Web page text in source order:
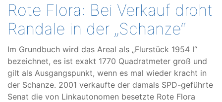
Rote Flora: Bei Verkauf droht
Randale in der „Schanze“
Im Grundbuch wird das Areal als „Flurstück 1954 I“
bezeichnet, es ist exakt 1770 Quadratmeter groß und
gilt als Ausgangspunkt, wenn es mal wieder kracht in
der Schanze. 2001 verkaufte der damals SPD-geführte
Senat die von Linkautonomen besetzte Rote Flora